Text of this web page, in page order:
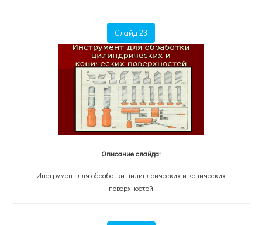
Слайд 23
Описание слайда:
Инструмент для обработки цилиндрических и конических
поверхностей